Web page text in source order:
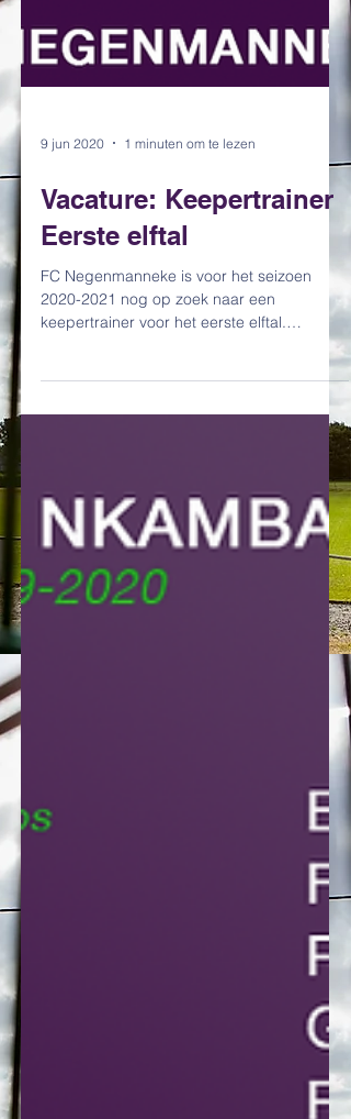
9 jun 2020 1 minuten om te lezen
Vacature: Keepertrainer
Eerste elftal
FC Negenmanneke is voor het seizoen